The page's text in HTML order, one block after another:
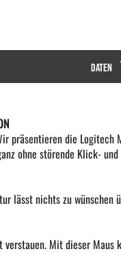
DATEN
präsentieren die
ohne störende Klick- und
lässt nichts zu
Mit dieser